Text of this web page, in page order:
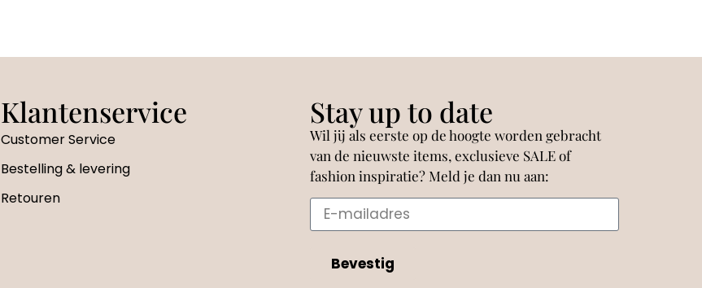
Klantenservice
Customer Service
Bestelling & levering
Retouren
Stay up to date
Wil jij als eerste op de hoogte worden gebracht
van de nieuwste items, exclusieve SALE of
fashion inspiratie? Meld je dan nu aan:
Bevestig